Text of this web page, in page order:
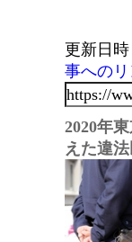
更新日時
事へのリ
2020年
えた違